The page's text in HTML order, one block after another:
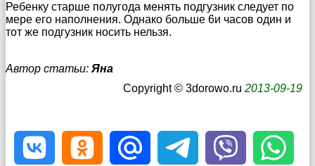
Ребенку старше полугода менять подгузник следует по
мере его наполнения. Однако больше 6и часов один и
тот же подгузник носить нельзя.
Автор статьи: Яна
Copyright © 3dorowo.ru 2013-09-19